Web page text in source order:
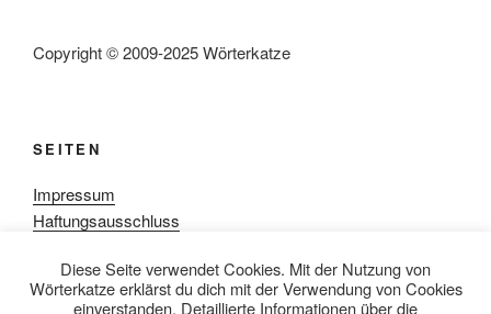
Copyright © 2009-2025 Wörterkatze
SEITEN
Impressum
Haftungsausschluss
Rezensionpolitik
Bewertungsschema
Diese Seite verwendet Cookies. Mit der Nutzung von
Wörterkatze erklärst du dich mit der Verwendung von Cookies
einverstanden. Detaillierte Informationen über die